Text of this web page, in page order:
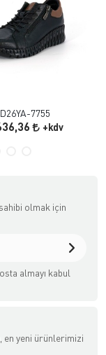
D26YA-7755
+kdv
olmak için
almayı kabul
en yeni ürünlerimizi